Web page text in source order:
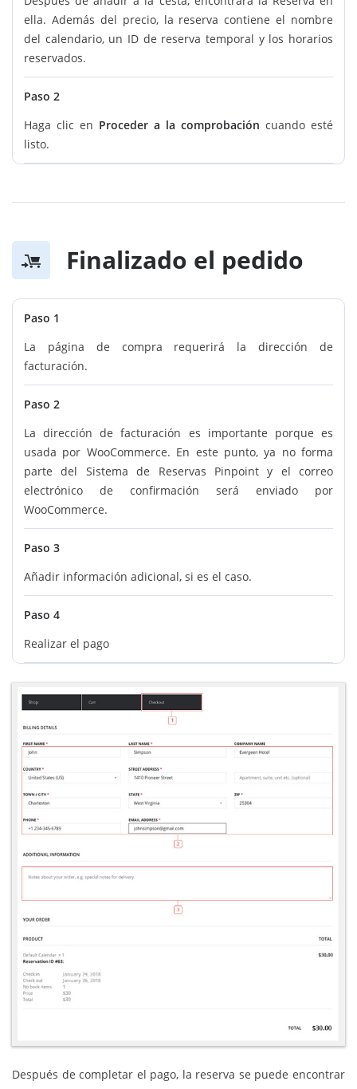
ella. Además del precio, la reserva contiene el nombre
del calendario, un ID de reserva temporal y los horarios
reservados.
Paso 2
Haga clic en Proceder a la comprobación cuando esté
listo.
Finalizado el pedido
Paso 1
La página de compra requerirá la dirección de
facturación.
Paso 2
La dirección de facturación es importante porque es
usada por WooCommerce. En este punto, ya no forma
parte del Sistema de Reservas Pinpoint y el correo
electrónico de confirmación será enviado por
WooCommerce.
Paso 3
Añadir información adicional, si es el caso.
Paso 4
Realizar el pago
Después de completar el pago, la reserva se puede encontrar